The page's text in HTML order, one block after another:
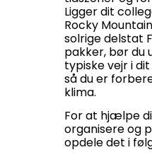
Ligger dit
Rocky
solrige delstat
pakker, bør du
typiske vejr i
så du er
klima.
For at hjælpe
organisere og
opdele det i